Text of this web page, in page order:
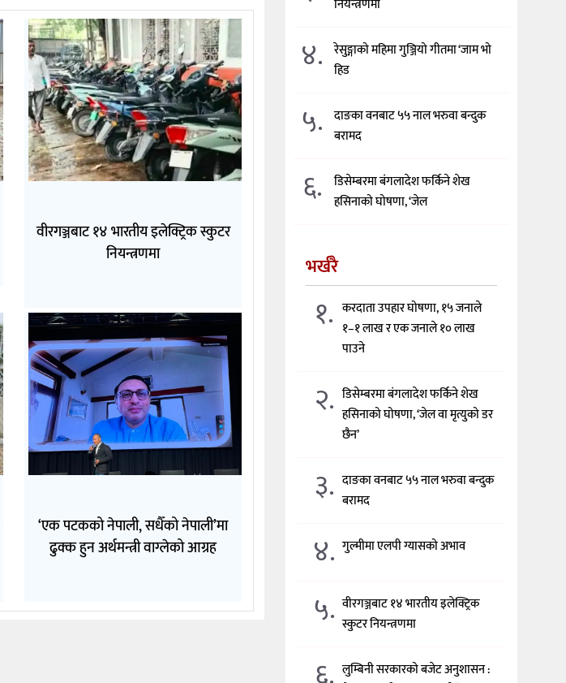
वीरगञ्जबाट १४ भारतीय इलेक्ट्रिक स्कुटर
नियन्त्रणमा
‘एक पटकको नेपाली, सधैँको नेपाली’मा
ढुक्क हुन अर्थमन्त्री वाग्लेको आग्रह
नियन्त्रणमा
४.
रेसुङ्गाको महिमा गुञ्जियो गीतमा ‘जाम भो
हिड
५.
दाङका वनबाट ५५ नाल भरुवा बन्दुक
बरामद
६.
डिसेम्बरमा बंगलादेश फर्किने शेख
हसिनाको घोषणा, ‘जेल
भर्खरै
१. करदाता उपहार घोषणा, १५ जनाले
१–१ लाख र एक जनाले १० लाख
पाउने
२. डिसेम्बरमा बंगलादेश फर्किने शेख
हसिनाको घोषणा, ‘जेल वा मृत्युको डर
छैन’
३. दाङका वनबाट ५५ नाल भरुवा बन्दुक
बरामद
४. गुल्मीमा एलपी ग्यासको अभाव
५. वीरगञ्जबाट १४ भारतीय इलेक्ट्रिक
स्कुटर नियन्त्रणमा
लुम्बिनी सरकारको बजेट अनुशासन :